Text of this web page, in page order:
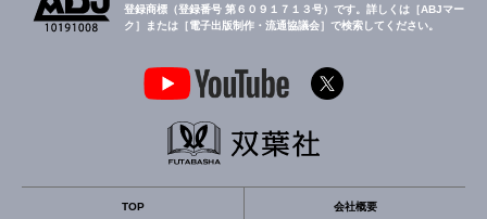
登録商標（登録番号 第６０９１７１３号）です。詳しくは［ABJマー
ク］または［電子出版制作・流通協議会］で検索してください。
TOP 会社概要